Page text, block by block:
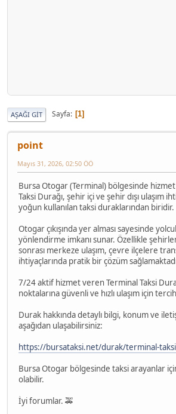
AŞAĞI GIT Sayfa 1
point
Mayıs 31, 2026, 02:50 ÖÖ
Bursa Otogar (Terminal) bölgesinde
Taksi Durağı, şehir içi ve şehir dışı ulaşım
yoğun kullanılan taksi duraklarından biridir.
Otogar çıkışında yer alması sayesinde
yönlendirme imkanı sunar. Özellikle
sonrası merkeze ulaşım, çevre ilçelere
ihtiyaçlarında pratik bir çözüm
7/24 aktif hizmet veren Terminal Taksi
noktalarına güvenli ve hızlı ulaşım için
Durak hakkında detaylı bilgi, konum ve
aşağıdan ulaşabilirsiniz:
https://bursataksi.net/durak/terminal-
Bursa Otogar bölgesinde taksi arayanlar
olabilir.
İyi forumlar. 🚕